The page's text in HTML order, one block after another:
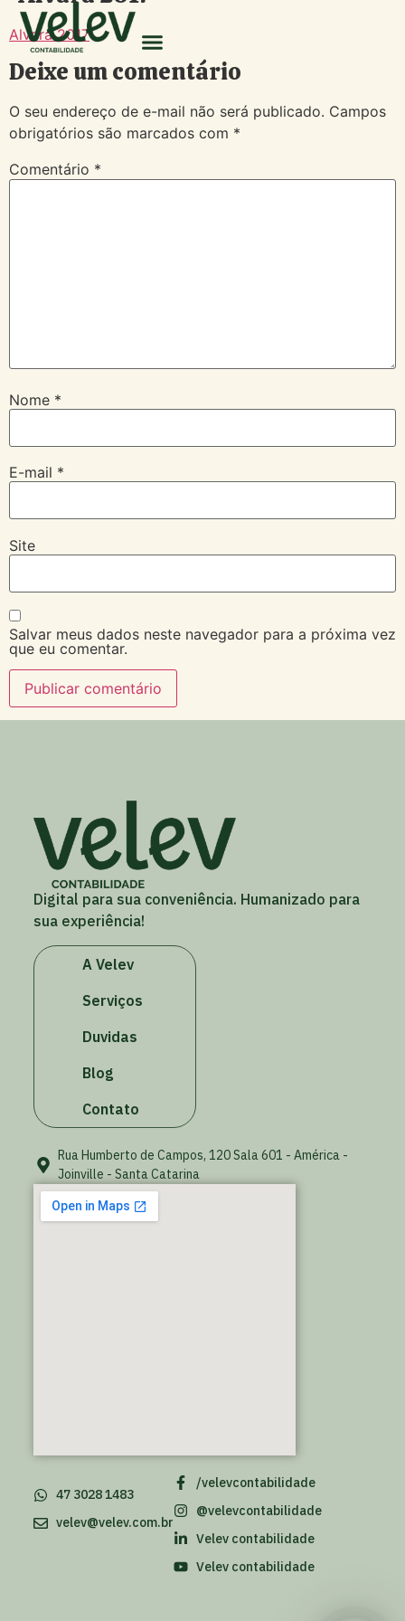
Alvará 2017
Deixe um comentário
O seu endereço de e-mail não será publicado. Campos
obrigatórios são marcados com *
Comentário *
Nome *
E-mail *
Site
Salvar meus dados neste navegador para a próxima vez
que eu comentar.
Digital para sua conveniência. Humanizado para
sua experiência!
A Velev
Serviços
Duvidas
Blog
Contato
Rua Humberto de Campos, 120 Sala 601 - América -
Joinville - Santa Catarina
/velevcontabilidade
@velevcontabilidade
Velev contabilidade
Velev contabilidade
47 3028 1483
velev@velev.com.br